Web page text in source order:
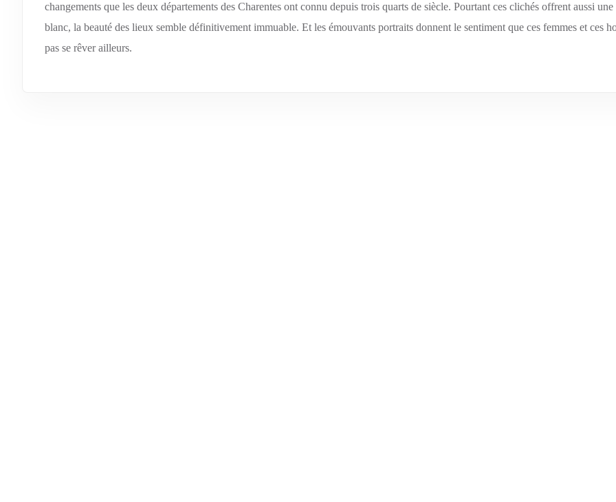
changements que les deux départements des Charentes ont connu depuis trois quarts de siècle. Pourtant ces clichés offrent aussi
blanc, la beauté des lieux semble définitivement immuable. Et les émouvants portraits donnent le sentiment que ces femmes et ces
pas se rêver ailleurs.